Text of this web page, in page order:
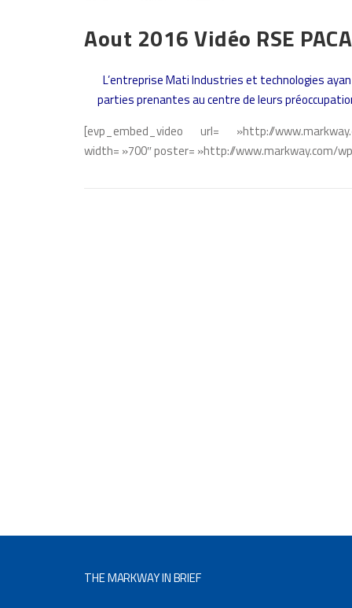
Aout 2016 Vidéo RSE PACA
L’entreprise Mati Industries et technologies
parties prenantes au centre de leurs
[evp_embed_video url= »http://
width= »700″ poster= »http://www.markway.com/
THE MARKWAY IN BRIEF